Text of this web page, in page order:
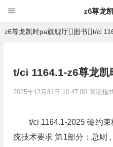
z6尊龙
z6尊龙凯时pa旗舰厅 图书 t/ci
t/ci 1164.1-z6尊龙凯
2025年12月31日 10:47:00 阅读模
t/ci 1164.1-2025 磁约
统技术要求 第1部分：总则